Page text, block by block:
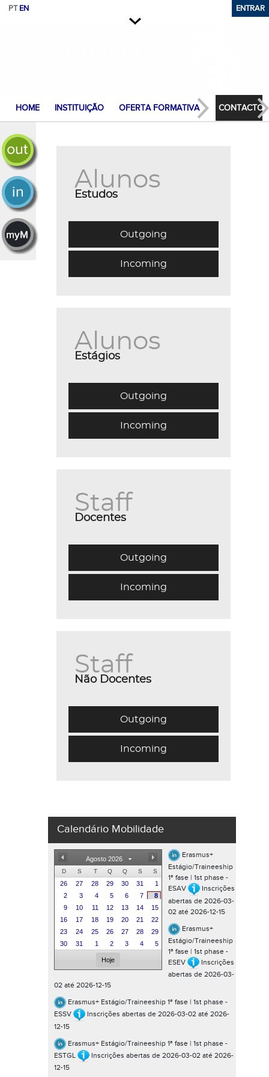
PTEN ENTRAR
Fechar
HOME INSTITUIÇÃO OFERTA FORMATIVA CONTACTOS
mobilidade incoming
processo mobilidade
Alunos
Estudos
Outgoing
Incoming
Alunos
Estágios
Outgoing
Incoming
Staff
Docentes
Outgoing
Incoming
Staff
Não Docentes
Outgoing
Incoming
Calendário Mobilidade
Agosto 2026
D S T Q Q S S
26 27 28 29 30 31
1
2
3 4 5 6 7
8
9
10 11 12 13 14
15
16
17 18 19 20 21
22
23
24 25 26 27 28
29
30
31 1 2 3 4 5
Hoje
Erasmus+
Estágio/Traineeship
1ª fase | 1st phase -
ESAV
Inscrições
abertas de 2026-03-
02 até 2026-12-15
Erasmus+
Estágio/Traineeship
1ª fase | 1st phase -
ESEV
Inscrições
abertas de 2026-03-
02 até 2026-12-15
Erasmus+ Estágio/Traineeship 1ª fase | 1st phase -
ESSV
Inscrições abertas de 2026-03-02 até 2026-
12-15
Erasmus+ Estágio/Traineeship 1ª fase | 1st phase -
ESTGL
Inscrições abertas de 2026-03-02 até 2026-
12-15